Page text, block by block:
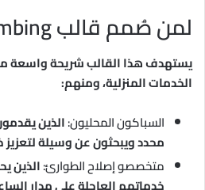
لمن صُمم قالب NXT Plumbing؟
يستهدف هذا القالب شريحة واسعة
الخدمات المنزلية، ومنهم:
السباكون المحليون:الذين
محدد ويبحثون عن وسيلة
متخصصو إصلاح الطوارئ:الذين